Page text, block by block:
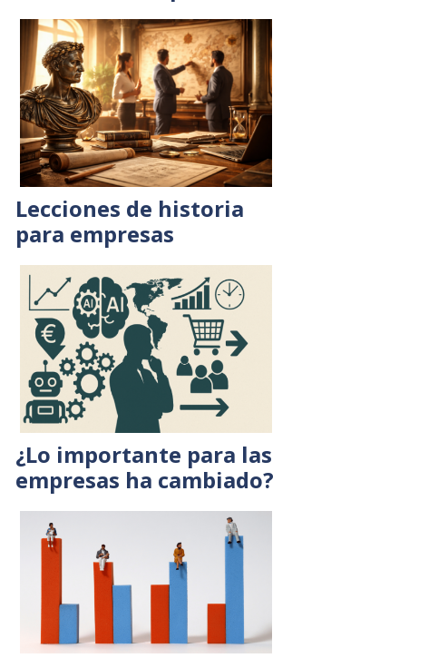
Lecciones de historia
para empresas
¿Lo importante para las
empresas ha cambiado?